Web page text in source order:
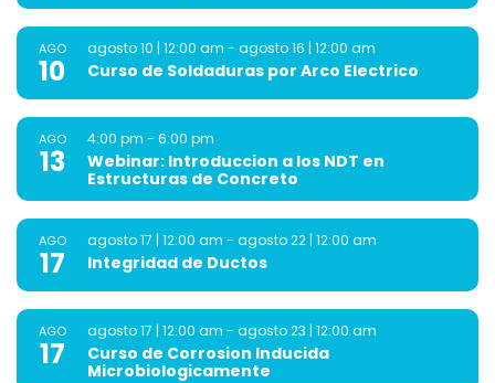
AGO
10
agosto 10 | 12:00 am - agosto 16 | 12:00 am
Curso de Soldaduras por Arco Electrico
AGO
13
4:00 pm - 6:00 pm
Webinar: Introduccion a los NDT en
Estructuras de Concreto
AGO
17
agosto 17 | 12:00 am - agosto 22 | 12:00 am
Integridad de Ductos
AGO
17
agosto 17 | 12:00 am - agosto 23 | 12:00 am
Curso de Corrosion Inducida
Microbiologicamente